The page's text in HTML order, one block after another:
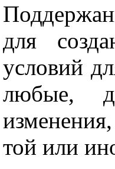
для
условий
любые,
той или